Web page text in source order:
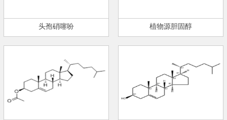
头孢硝噻吩 植物源胆固醇